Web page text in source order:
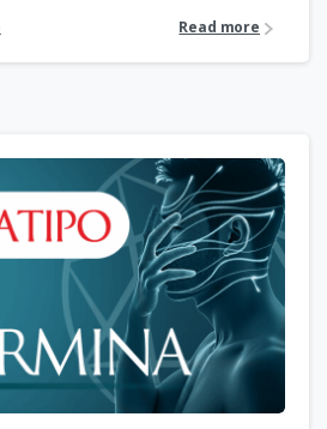
Read more
3